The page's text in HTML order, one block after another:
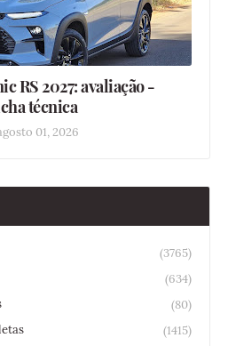
RS 2027: avaliação -
técnica
01, 2026
(3765)
(634)
(80)
(1415)